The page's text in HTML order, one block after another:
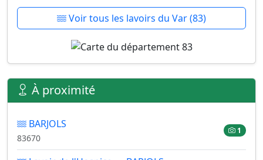
Voir tous les lavoirs du Var (83)
À proximité
BARJOLS
83670
1